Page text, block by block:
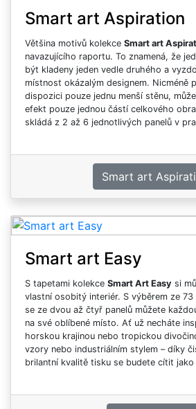
Smart art Aspiration
Většina motivů kolekce Smart art
navazujícího raportu. To znamená, že
být kladeny jeden vedle druhého a
místnost okázalým designem. Nicméně
dispozici pouze jednu menší stěnu,
efekt pouze jednou částí celkového
skládá z 2 až 6 jednotlivých panelů v
kvalitním podkladu s digitálním
Smart art
Smart art Easy
S tapetami kolekce Smart Art Easy si
vlastní osobitý interiér. S výběrem ze 73
se ze dvou až čtyř panelů můžete
na své oblíbené místo. Ať už necháte
horskou krajinou nebo tropickou
vzory nebo industriálním stylem – díky
brilantní kvalitě tisku se budete cítit jako
kvalitním podkladu s digitálním